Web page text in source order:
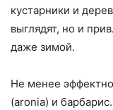
кустарники и
выглядят, но и
даже зимой.
Не менее
(aronia) и